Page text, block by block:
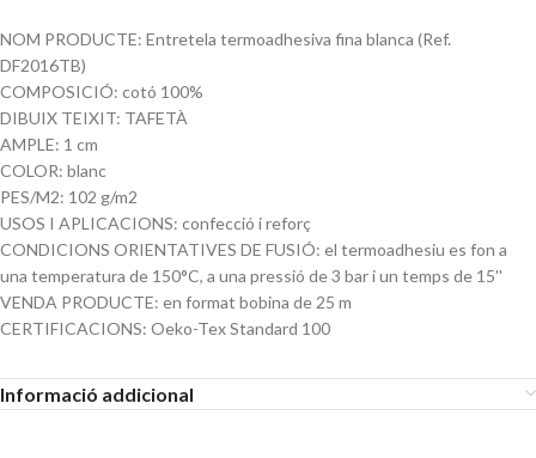
NOM PRODUCTE: Entretela termoadhesiva fina blanca (Ref.
DF2016TB)
COMPOSICIÓ: cotó 100%
DIBUIX TEIXIT: TAFETÀ
AMPLE: 1 cm
COLOR: blanc
PES/M2: 102 g/m2
USOS I APLICACIONS: confecció i reforç
CONDICIONS ORIENTATIVES DE FUSIÓ: el termoadhesiu es fon a
una temperatura de 150°C, a una pressió de 3 bar i un temps de 15''
VENDA PRODUCTE: en format bobina de 25 m
CERTIFICACIONS: Oeko-Tex Standard 100
Informació addicional